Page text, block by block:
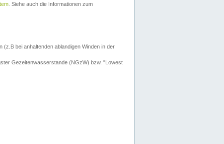
. Siehe auch die Informationen zum
bei anhaltenden ablandigen Winden in der
Gezeitenwasserstande (NGzW) bzw. "Lowest